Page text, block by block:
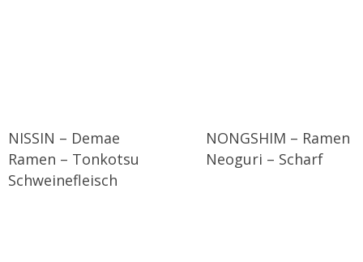
NISSIN – Demae
Ramen – Tonkotsu
Schweinefleisch
NONGSHIM – Ramen
Neoguri – Scharf